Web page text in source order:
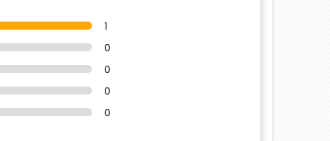
1
0
0
0
0